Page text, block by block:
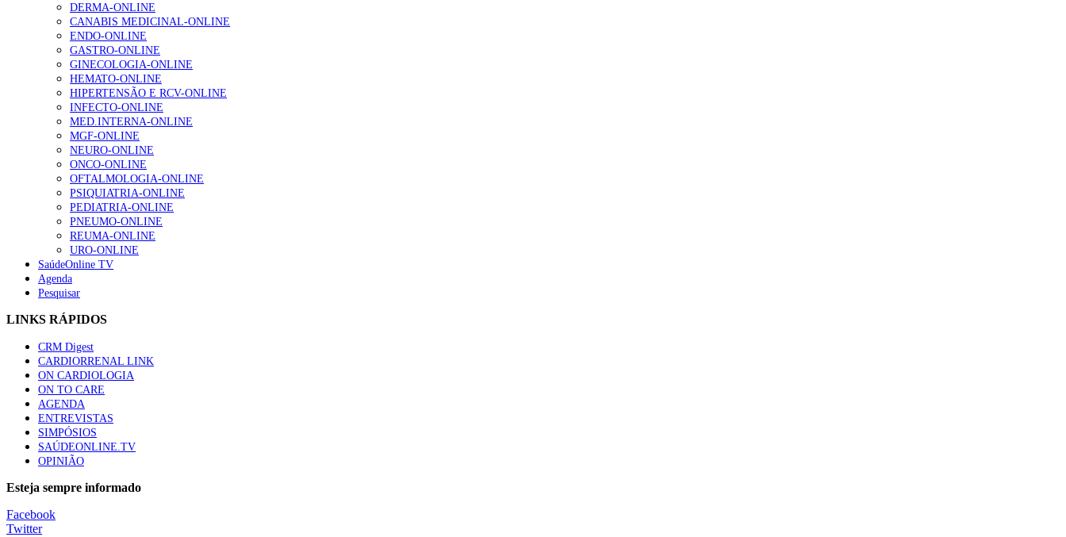
Alguns milhares de utentes podem ficar sem médico de família com nova regras do registo, alerta associação
175 visualizações
Quase quatro em cada dez doentes com enfarte apresentavam níveis elevados de Lp(a), revela estudo
86 visualizações
“Os programas de rastreio do cancro do pulmão são custo-efetivos e representam um investimento sustentável para os sistemas de saúde”
66 visualizações
Trodelvy aprovado para primeira linha no cancro da mama triplo negativo metastático em doentes não elegíveis para inibidores PD-(L)1
Especialistas defendem mais potássio na alimentação para ajudar a controlar a hipertensão
57 visualizações
MAIS NOTÍCIAS
6 Ago, 2026
DERMA-ONLINE
CANABIS MEDICINAL-ONLINE
ENDO-ONLINE
GASTRO-ONLINE
GINECOLOGIA-ONLINE
HEMATO-ONLINE
HIPERTENSÃO E RCV-ONLINE
INFECTO-ONLINE
MED.INTERNA-ONLINE
MGF-ONLINE
NEURO-ONLINE
ONCO-ONLINE
OFTALMOLOGIA-ONLINE
PSIQUIATRIA-ONLINE
PEDIATRIA-ONLINE
PNEUMO-ONLINE
REUMA-ONLINE
URO-ONLINE
SaúdeOnline TV
Agenda
Pesquisar
LINKS RÁPIDOS
CRM Digest
CARDIORRENAL LINK
ON CARDIOLOGIA
ON TO CARE
AGENDA
ENTREVISTAS
SIMPÓSIOS
SAÚDEONLINE.TV
OPINIÃO
Esteja sempre informado
Facebook
Twitter